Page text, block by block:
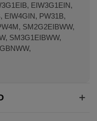
EIW3G1EIN,
EIW4GIN, PW31B,
SM2G2EIBWW,
SM3G1EIBWW,